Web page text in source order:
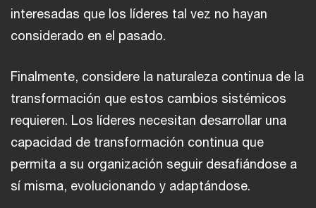
interesadas que los líderes tal vez no hayan
considerado en el pasado.
Finalmente, considere la naturaleza continua de la
transformación que estos cambios sistémicos
requieren. Los líderes necesitan desarrollar una
capacidad de transformación continua que
permita a su organización seguir desafiándose a
sí misma, evolucionando y adaptándose.